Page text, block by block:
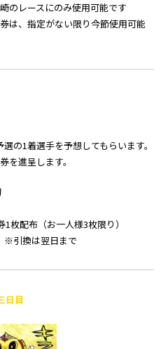
のレースにのみ使用可能です
は、指定がない限り今節使用可能
の1着選手を予想してもらいます。
を進呈します。
配布（お一人様3枚限り）
引換は翌日まで
日目